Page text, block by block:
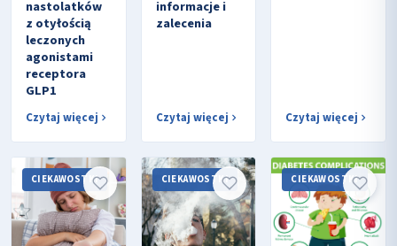
nastolatków
z otyłością
leczonych
agonistami
receptora
GLP1
Czytaj więcej
informacje i
zalecenia
Czytaj więcej Czytaj więcej
CIEKAWOSTKI CIEKAWOSTKI CIEKAWOSTKI